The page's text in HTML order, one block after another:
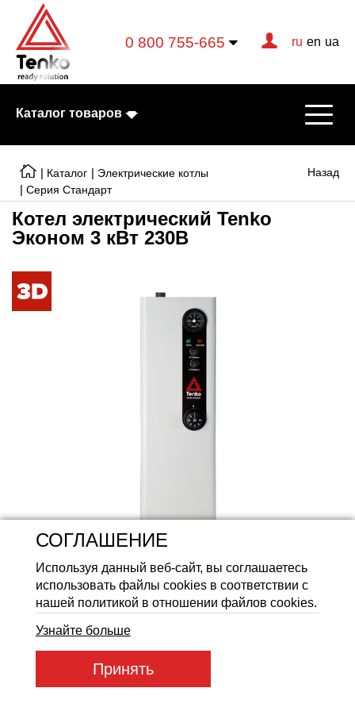
0 800 755-665 ru en ua
Каталог товаров
Электрические котлы
Тепловентиляторы
Готовые решения
Аккумуляторные батареи
Назад
| Каталог | Электрические котлы
| Серия Стандарт
Котел электрический Tenko
Эконом 3 кВт 230В
Артикул товара: KE 3,0_230
СОГЛАШЕНИЕ
Используя данный веб-сайт, вы соглашаетесь
использовать файлы cookies в соответствии с
нашей политикой в отношении файлов cookies.
Узнайте больше
Принять